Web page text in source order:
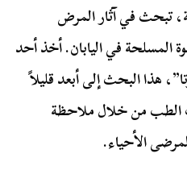
بحثية، تبحث في آثار المرض
المسلحة في اليابان. أخذ أحد
هذا البحث إلى أبعد قليلاً
الطب من خلال ملاحظة
الأحياء.